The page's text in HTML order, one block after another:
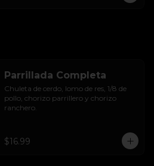
Parrillada Completa
Chuleta de cerdo, lomo de res, 1/8 de
pollo, chorizo parrillero y chorizo
ranchero.
$16.99